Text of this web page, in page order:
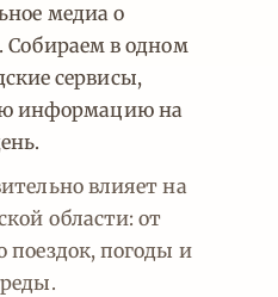
медиа о
Собираем в одном
сервисы,
информацию на
влияет на
области: от
поездок, погоды и